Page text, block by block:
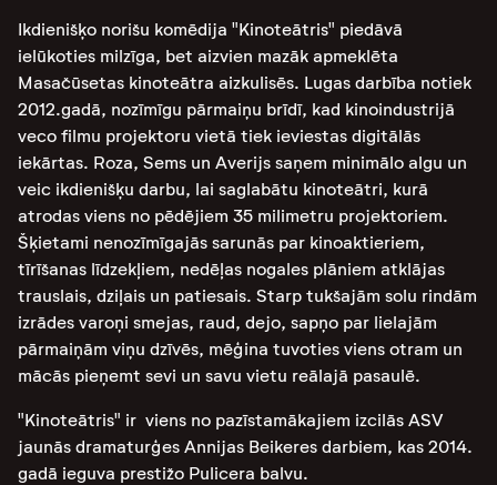
Ikdienišķo norišu komēdija "Kinoteātris" piedāvā
ielūkoties milzīga, bet aizvien mazāk apmeklēta
Masačūsetas kinoteātra aizkulisēs. Lugas darbība notiek
2012.gadā, nozīmīgu pārmaiņu brīdī, kad kinoindustrijā
veco filmu projektoru vietā tiek ieviestas digitālās
iekārtas. Roza, Sems un Averijs saņem minimālo algu un
veic ikdienišķu darbu, lai saglabātu kinoteātri, kurā
atrodas viens no pēdējiem 35 milimetru projektoriem.
Šķietami nenozīmīgajās sarunās par kinoaktieriem,
tīrīšanas līdzekļiem, nedēļas nogales plāniem atklājas
trauslais, dziļais un patiesais. Starp tukšajām solu rindām
izrādes varoņi smejas, raud, dejo, sapņo par lielajām
pārmaiņām viņu dzīvēs, mēģina tuvoties viens otram un
mācās pieņemt sevi un savu vietu reālajā pasaulē.
"Kinoteātris" ir viens no pazīstamākajiem izcilās ASV
jaunās dramaturģes Annijas Beikeres darbiem, kas 2014.
gadā ieguva prestižo Pulicera balvu.